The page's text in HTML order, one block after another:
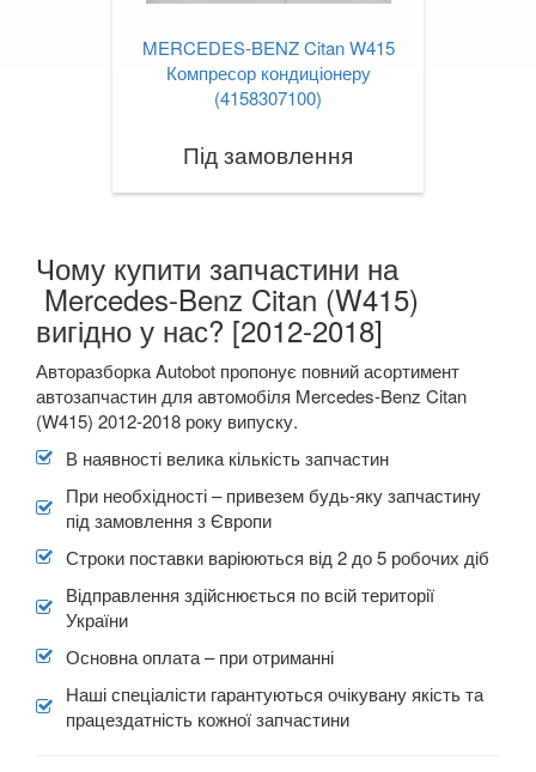
V-CLASS W447
Viano W639
NISSAN
OPEL
PEUGEOT
PORSCHE keyboard_arrow_down
RENAULT
ROVER keyboard_arrow_down
SAAB keyboard_arrow_down
SEAT
SKODA
SMART
MERCEDES-BENZ Citan W415
Компресор кондиціонеру
(4158307100)
Під замовлення
Чому купити запчастини на
Mercedes-Benz Citan (W415)
вигідно у нас? [2012-2018]
Авторазборка Autobot пропонує повний асортимент
автозапчастин для автомобіля Mercedes-Benz Citan
(W415) 2012-2018 року випуску.
В наявності велика кількість запчастин
При необхідності – привезем будь-яку запчастину
під замовлення з Європи
Строки поставки варіюються від 2 до 5 робочих діб
Відправлення здійснюється по всій території
України
Основна оплата – при отриманні
Наші спеціалісти гарантуються очікувану якість та
працездатність кожної запчастини